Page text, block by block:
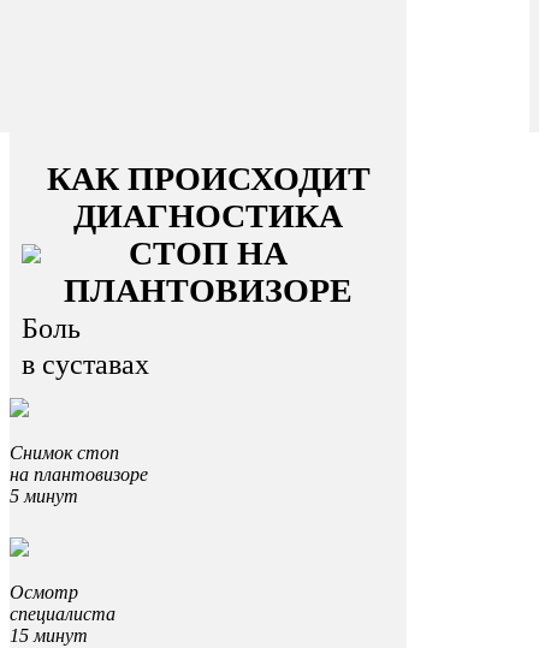
Боль
в суставах
КАК ПРОИСХОДИТ
ДИАГНОСТИКА
СТОП НА
ПЛАНТОВИЗОРЕ
Снимок стоп
на плантовизоре
5 минут
Осмотр
специалиста
15 минут